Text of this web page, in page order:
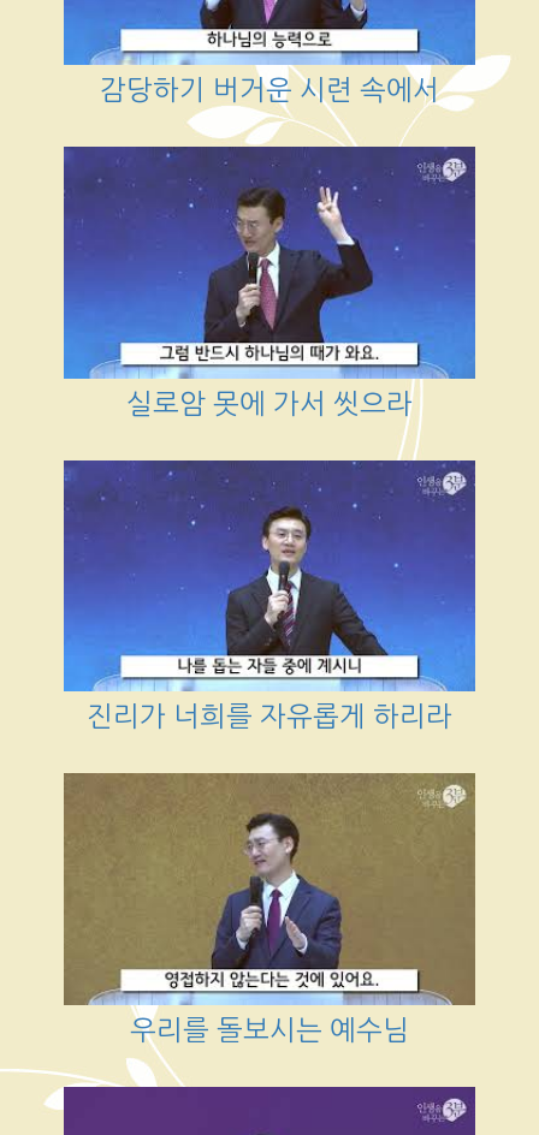
감당하기 버거운 시련 속에서
실로암 못에 가서 씻으라
진리가 너희를 자유롭게 하리라
우리를 돌보시는 예수님